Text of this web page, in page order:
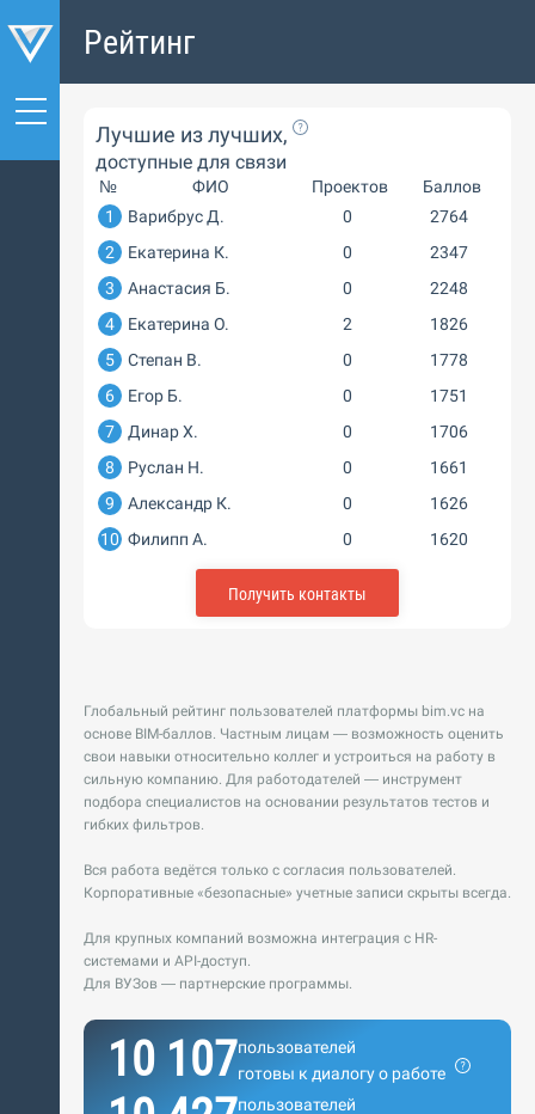
Рейтинг
Глобальный рейтинг пользователей платформы bim.vc на
основе BIM-баллов. Частным лицам — возможность оценить
свои навыки относительно коллег и устроиться на работу в
сильную компанию. Для работодателей — инструмент
подбора специалистов на основании результатов тестов и
гибких фильтров.
Вся работа ведётся только с согласия пользователей.
Корпоративные «безопасные» учетные записи скрыты всегда.
Для крупных компаний возможна интеграция с HR-
системами и API-доступ.
Для ВУЗов — партнерские программы.
10 107пользователей
готовы к диалогу о работе
пользователей
Лучшие из лучших,
доступные для связи
№ ФИО Проектов
Баллов
1
Варибрус Д. 0
2764
2
Екатерина К. 0
2347
3
Анастасия Б. 0
2248
4
Екатерина О. 2
1826
5
Степан В. 0
1778
6
Егор Б. 0
1751
7
Динар Х. 0
1706
8
Руслан Н. 0
1661
9
Александр К. 0
1626
10 Филипп А. 0 1620
Получить контакты